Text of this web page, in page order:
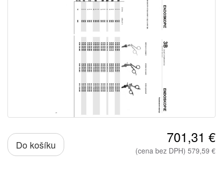
Do košíku 701,31 €
(cena bez DPH) 579,59 €